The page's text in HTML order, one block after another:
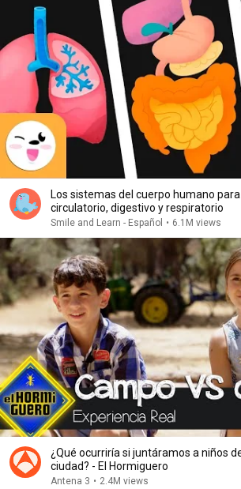
Los sistemas del cuerpo humano
circulatorio, digestivo y respiratorio
Smile and Learn - Español • 6.1M views
¿Qué ocurriría si juntáramos a niños
ciudad? - El Hormiguero
Antena 3 • 2.4M views